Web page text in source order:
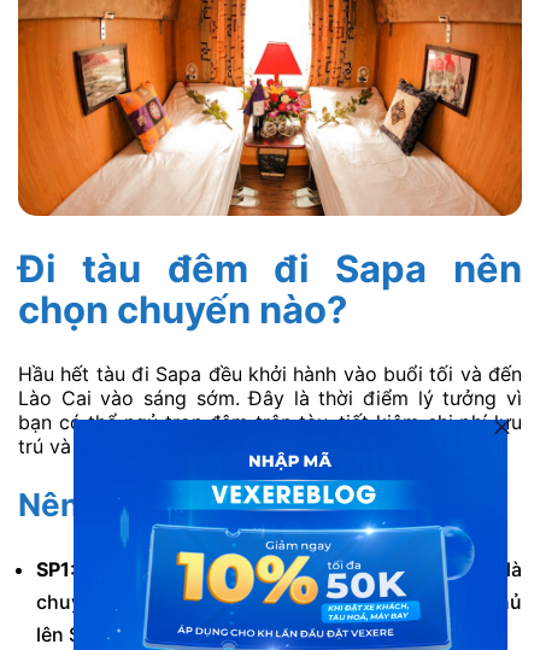
Đi tàu đêm đi Sapa nên
chọn chuyến nào?
Hầu hết tàu đi Sapa đều khởi hành vào buổi tối và đến
Lào Cai vào sáng sớm. Đây là thời điểm lý tưởng vì
bạn có thể ngủ trọn đêm trên tàu, tiết kiệm chi phí lưu
trú và sáng hôm sau bắt đầu hành trình khám phá.
Nên chọn SP1 hay SP3?
SP1: Khởi hành 21:35, đến Lào Cai 05:30. Đây là
chuyến đến sớm, phù hợp nếu bạn muốn tranh thủ
lên Sapa sớm hoặc kịp tham quan buổi sáng.